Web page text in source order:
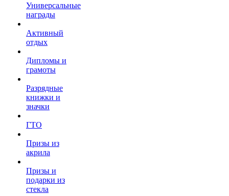
Универсальные
награды
Активный
отдых
Дипломы и
грамоты
Разрядные
книжки и
значки
ГТО
Призы из
акрила
Призы и
подарки из
стекла